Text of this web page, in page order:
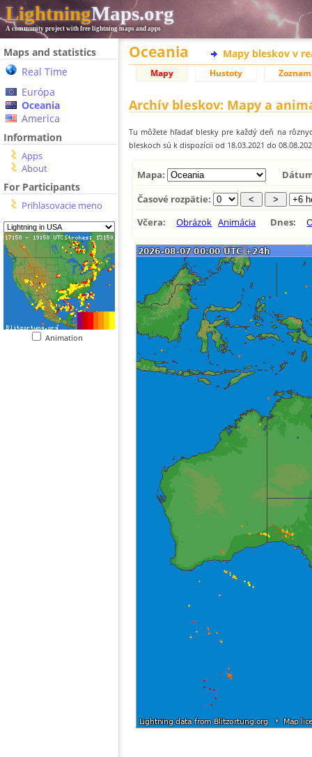
LightningMaps.org
A community project with free lightning maps and apps
Maps and statistics
Real Time
Európa
Oceania
America
Information
Apps
About
For Participants
Prihlasovacie meno
Animation
Oceania Mapy bleskov v
Mapy Hustoty Zoznam
Archív bleskov: Mapy a
Tu môžete hľadať blesky pre každý deň na
bleskoch sú k dispozícii od 18.03.2021 do
Mapa:
Časové rozpätie:
Včera:
Obrázok Animácia Dnes: